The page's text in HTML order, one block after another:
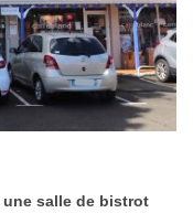
une salle de bistrot